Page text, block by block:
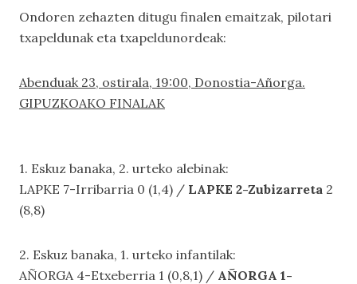
Ondoren zehazten ditugu finalen emaitzak, pilotari
txapeldunak eta txapeldunordeak:
Abenduak 23, ostirala, 19:00, Donostia-Añorga.
GIPUZKOAKO FINALAK
1. Eskuz banaka, 2. urteko alebinak:
LAPKE 7-Irribarria 0 (1,4) / LAPKE 2-Zubizarreta 2
(8,8)
2. Eskuz banaka, 1. urteko infantilak:
AÑORGA 4-Etxeberria 1 (0,8,1) / AÑORGA 1-